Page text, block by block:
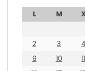
L M
2
3 4
9
10 11